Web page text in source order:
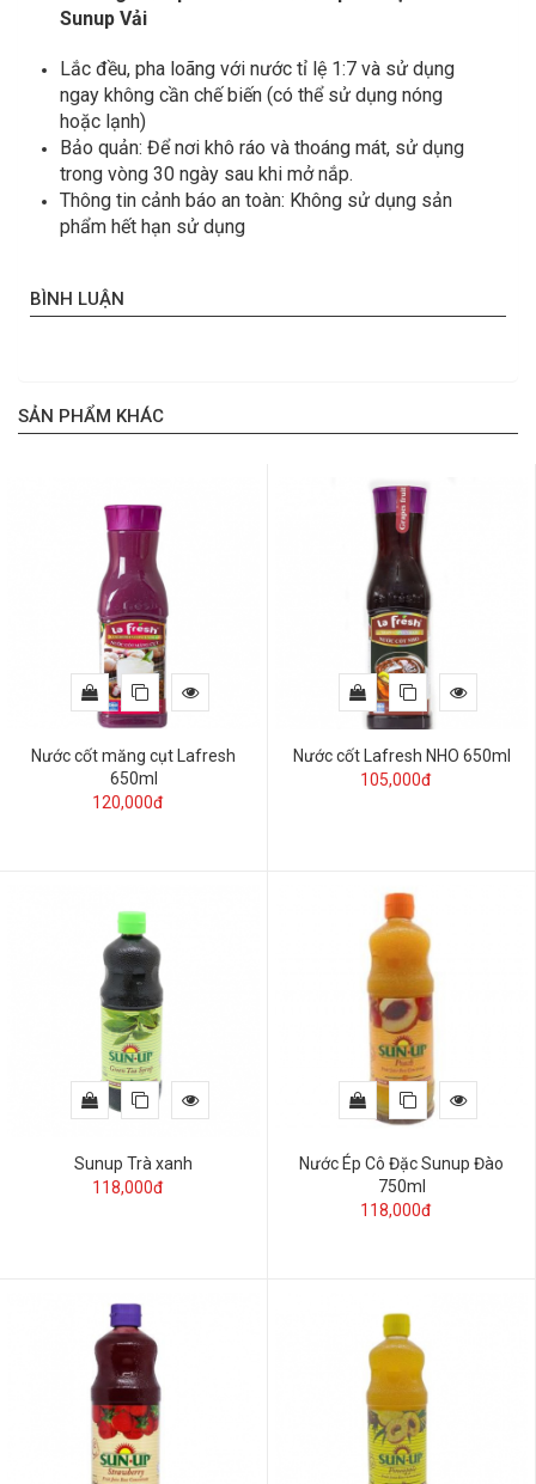
Sunup Vải
Lắc đều, pha loãng với nước tỉ lệ 1:7 và sử dụng
ngay không cần chế biến (có thể sử dụng nóng
hoặc lạnh)
Bảo quản: Để nơi khô ráo và thoáng mát, sử dụng
trong vòng 30 ngày sau khi mở nắp.
Thông tin cảnh báo an toàn: Không sử dụng sản
phẩm hết hạn sử dụng
BÌNH LUẬN
SẢN PHẨM KHÁC
Nước cốt măng cụt Lafresh
650ml
120,000đ
Nước cốt Lafresh NHO 650ml
105,000đ
Sunup Trà xanh
118,000đ
Nước Ép Cô Đặc Sunup Đào
750ml
118,000đ